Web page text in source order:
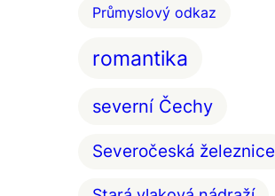
Průmyslový odkaz
romantika
severní Čechy
Severočeská železnice